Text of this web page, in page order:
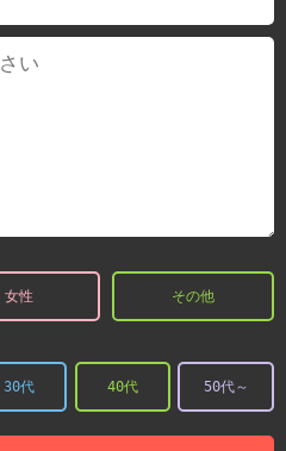
女性 その他
30代 40代 50代～